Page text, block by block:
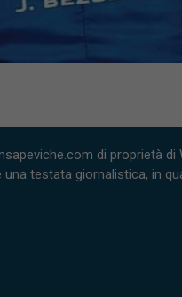
di proprietà di
una testata giornalistica, in